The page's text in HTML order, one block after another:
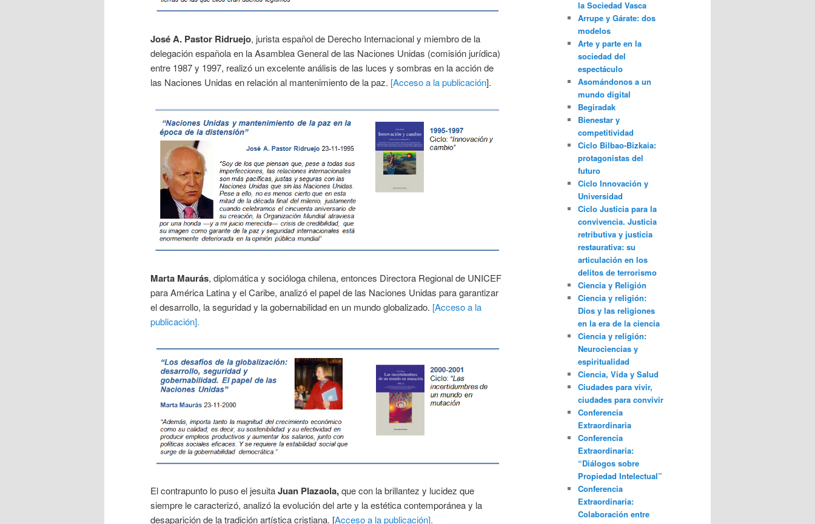
José A. Pastor Ridruejo, jurista español de Derecho Internacional y miembro de la
delegación española en la Asamblea General de las Naciones Unidas (comisión jurídica)
entre 1987 y 1997, realizó un excelente análisis de las luces y sombras en la acción de
las Naciones Unidas en relación al mantenimiento de la paz. [Acceso a la publicación].
Marta Maurás, diplomática y socióloga chilena, entonces Directora Regional de UNICEF
para América Latina y el Caribe, analizó el papel de las Naciones Unidas para garantizar
el desarrollo, la seguridad y la gobernabilidad en un mundo globalizado. [Acceso a la
publicación].
El contrapunto lo puso el jesuitaJuan Plazaola,que con la brillantez y lucidez que
siempre le caracterizó, analizó la evolución del arte y la estética contemporánea y la
desaparición de la tradición artística cristiana. [Acceso a la publicación].
la Sociedad Vasca
Arrupe y Gárate: dos
modelos
Arte y parte en la
sociedad del
espectáculo
Asomándonos a un
mundo digital
Begiradak
Bienestar y
competitividad
Ciclo Bilbao-Bizkaia:
protagonistas del
futuro
Ciclo Innovación y
Universidad
Ciclo Justicia para la
convivencia. Justicia
retributiva y justicia
restaurativa: su
articulación en los
delitos de terrorismo
Ciencia y Religión
Ciencia y religión:
Dios y las religiones
en la era de la ciencia
Ciencia y religión:
Neurociencias y
espiritualidad
Ciencia, Vida y Salud
Ciudades para vivir,
ciudades para convivir
Conferencia
Extraordinaria
Conferencia
Extraordinaria:
“Diálogos sobre
Propiedad Intelectual”
Conferencia
Extraordinaria:
Colaboración entre